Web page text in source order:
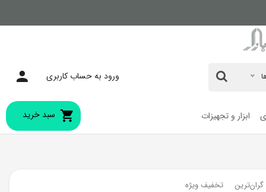
ورود به حساب کاربری
ابزار و تجهیزات سبد خرید
0تومان
گران‌ترین تخفیف ویژه